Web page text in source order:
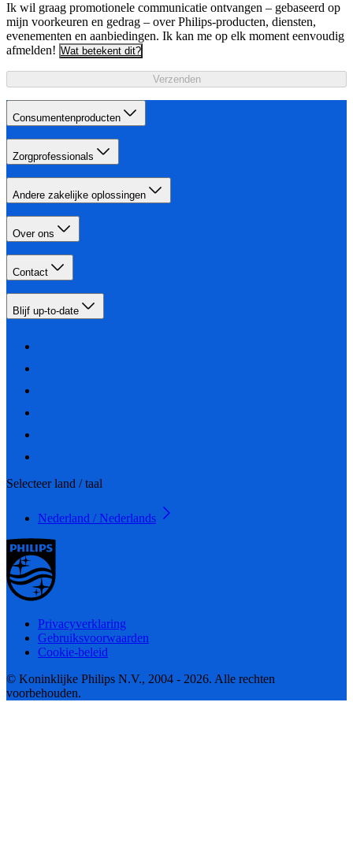
Ik wil graag promotionele communicatie ontvangen – gebaseerd op
mijn voorkeuren en gedrag – over Philips-producten, diensten,
evenementen en aanbiedingen. Ik kan me op elk moment eenvoudig
afmelden! Wat betekent dit?
Verzenden
Consumentenproducten
Zorgprofessionals
Andere zakelijke oplossingen
Over ons
Contact
Blijf up-to-date
Selecteer land / taal
Nederland / Nederlands
Privacyverklaring
Gebruiksvoorwaarden
Cookie-beleid
© Koninklijke Philips N.V., 2004 - 2026. Alle rechten
voorbehouden.